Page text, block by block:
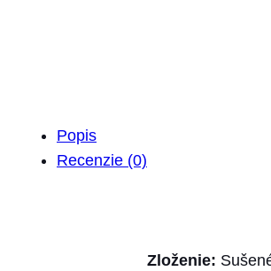
Popis
Recenzie (0)
Zloženie: